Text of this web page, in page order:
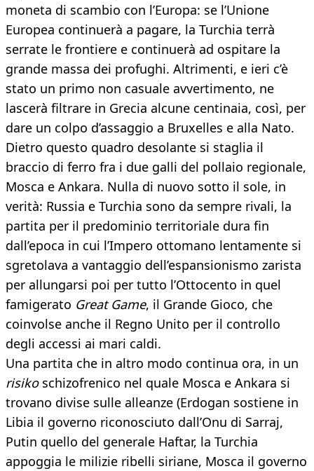
moneta di scambio con l’Europa: se l’Unione
Europea continuerà a pagare, la Turchia terrà
serrate le frontiere e continuerà ad ospitare la
grande massa dei profughi. Altrimenti, e ieri c’è
stato un primo non casuale avvertimento, ne
lascerà filtrare in Grecia alcune centinaia, così, per
dare un colpo d’assaggio a Bruxelles e alla Nato.
Dietro questo quadro desolante si staglia il
braccio di ferro fra i due galli del pollaio regionale,
Mosca e Ankara. Nulla di nuovo sotto il sole, in
verità: Russia e Turchia sono da sempre rivali, la
partita per il predominio territoriale dura fin
dall’epoca in cui l’Impero ottomano lentamente si
sgretolava a vantaggio dell’espansionismo zarista
per allungarsi poi per tutto l’Ottocento in quel
famigerato Great Game, il Grande Gioco, che
coinvolse anche il Regno Unito per il controllo
degli accessi ai mari caldi.
Una partita che in altro modo continua ora, in un
risikoschizofrenico nel quale Mosca e Ankara si
trovano divise sulle alleanze (Erdogan sostiene in
Libia il governo riconosciuto dall’Onu di Sarraj,
Putin quello del generale Haftar, la Turchia
appoggia le milizie ribelli siriane, Mosca il governo